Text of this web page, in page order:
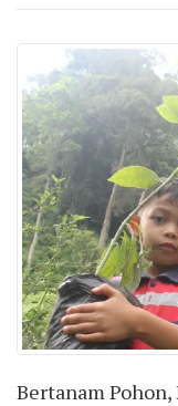
Bertanam